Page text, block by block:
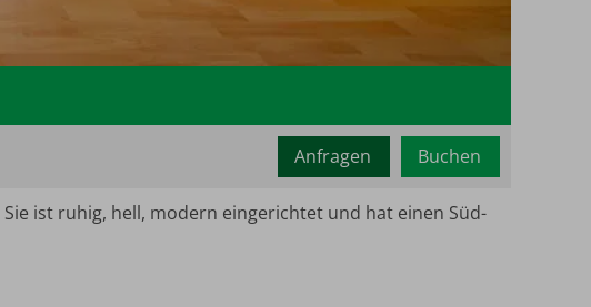
Buchen
Anfragen
ist ruhig, hell, modern eingerichtet und hat einen Süd-